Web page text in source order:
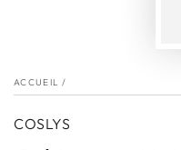
ACCUEIL /
COSLYS